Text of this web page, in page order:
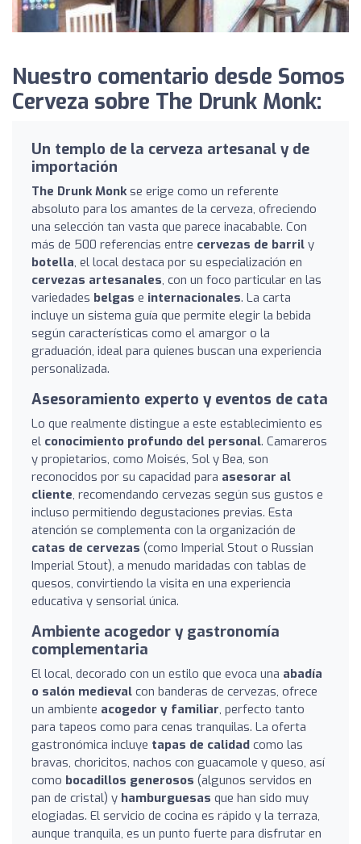
Nuestro comentario desde Somos
Cerveza sobre The Drunk Monk:
Un templo de la cerveza artesanal y de
importación
The Drunk Monkse erige como un referente
absoluto para los amantes de la cerveza, ofreciendo
una selección tan vasta que parece inacabable. Con
más de 500 referencias entre cervezas de barril y
botella, el local destaca por su especialización en
cervezas artesanales, con un foco particular en las
variedades belgas e internacionales. La carta
incluye un sistema guía que permite elegir la bebida
según características como el amargor o la
graduación, ideal para quienes buscan una experiencia
personalizada.
Asesoramiento experto y eventos de cata
Lo que realmente distingue a este establecimiento es
el conocimiento profundo del personal. Camareros
y propietarios, como Moisés, Sol y Bea, son
reconocidos por su capacidad para asesorar al
cliente, recomendando cervezas según sus gustos e
incluso permitiendo degustaciones previas. Esta
atención se complementa con la organización de
catas de cervezas (como Imperial Stout o Russian
Imperial Stout), a menudo maridadas con tablas de
quesos, convirtiendo la visita en una experiencia
educativa y sensorial única.
Ambiente acogedor y gastronomía
complementaria
El local, decorado con un estilo que evoca una abadía
o salón medieval con banderas de cervezas, ofrece
un ambiente acogedor y familiar, perfecto tanto
para tapeos como para cenas tranquilas. La oferta
gastronómica incluye tapas de calidad como las
bravas, choricitos, nachos con guacamole y queso, así
como bocadillos generosos (algunos servidos en
pan de cristal) y hamburguesas que han sido muy
elogiadas. El servicio de cocina es rápido y la terraza,
aunque tranquila, es un punto fuerte para disfrutar en